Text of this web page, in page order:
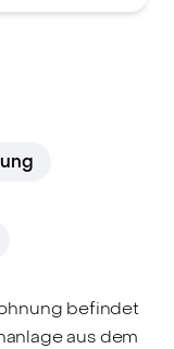
befindet
aus dem